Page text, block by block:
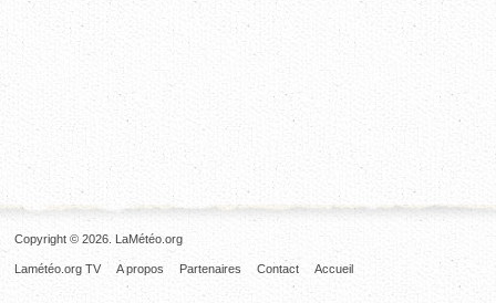
Copyright © 2026. LaMétéo.org
Accueil
Contact
Partenaires
A propos
Lamétéo.org TV